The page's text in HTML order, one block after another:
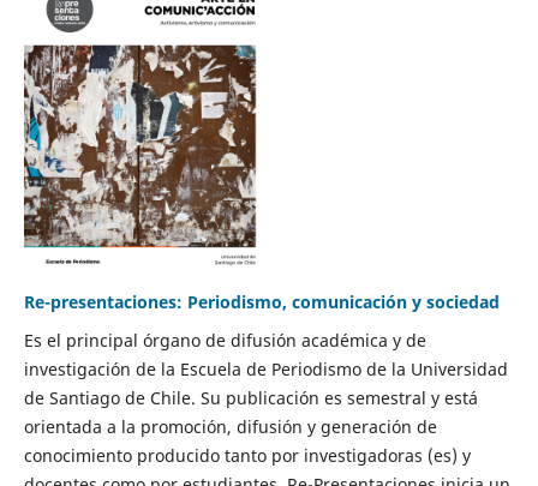
Re-presentaciones: Periodismo, comunicación y sociedad
Es el principal órgano de difusión académica y de
investigación de la Escuela de Periodismo de la Universidad
de Santiago de Chile. Su publicación es semestral y está
orientada a la promoción, difusión y generación de
conocimiento producido tanto por investigadoras (es) y